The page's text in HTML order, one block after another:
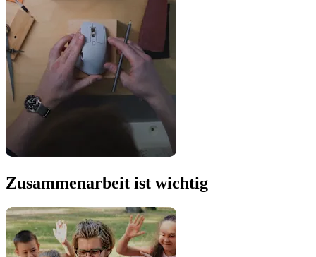
Zusammenarbeit ist wichtig